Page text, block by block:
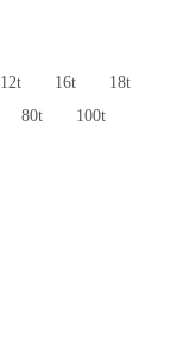
12t 16t
18t
80t 100t